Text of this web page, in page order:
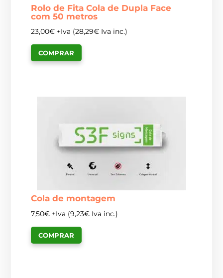
Rolo de Fita Cola de Dupla Face
com 50 metros
23,00€ +Iva (28,29€ Iva inc.)
COMPRAR
Cola de montagem
7,50€ +Iva (9,23€ Iva inc.)
COMPRAR